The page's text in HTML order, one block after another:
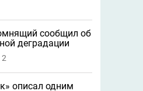
сообщил об
деградации
2
описал одним